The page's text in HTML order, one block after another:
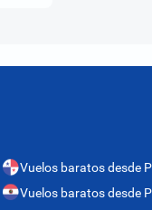
Vuelos baratos desde
Vuelos baratos desde